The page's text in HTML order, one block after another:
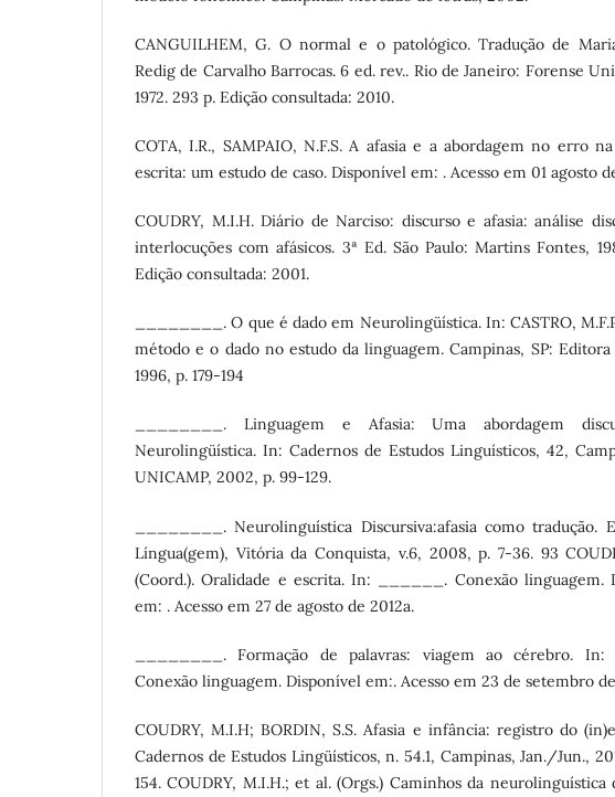
CANGUILHEM, G. O normal e o patológico. Tradução de
Redig de Carvalho Barrocas. 6 ed. rev.. Rio de Janeiro: Forense
1972. 293 p. Edição consultada: 2010.
COTA, I.R., SAMPAIO, N.F.S. A afasia e a abordagem no erro
escrita: um estudo de caso. Disponível em: . Acesso em 01 agosto
COUDRY, M.I.H. Diário de Narciso: discurso e afasia: análise
interlocuções com afásicos. 3ª Ed. São Paulo: Martins Fontes,
Edição consultada: 2001.
________. O que é dado em Neurolingüística. In: CASTRO,
método e o dado no estudo da linguagem. Campinas, SP:
1996, p. 179-194
________. Linguagem e Afasia: Uma abordagem
Neurolingüística. In: Cadernos de Estudos Linguísticos, 42,
UNICAMP, 2002, p. 99-129.
________. Neurolinguística Discursiva:afasia como tradução.
Língua(gem), Vitória da Conquista, v.6, 2008, p. 7-36. 93
(Coord.). Oralidade e escrita. In: ______. Conexão linguagem.
em: . Acesso em 27 de agosto de 2012a.
________. Formação de palavras: viagem ao cérebro.
Conexão linguagem. Disponível em:. Acesso em 23 de setembro
COUDRY, M.I.H; BORDIN, S.S. Afasia e infância: registro do
Cadernos de Estudos Lingüísticos, n. 54.1, Campinas, Jan./Jun.,
154. COUDRY, M.I.H.; et al. (Orgs.) Caminhos da neurolinguística